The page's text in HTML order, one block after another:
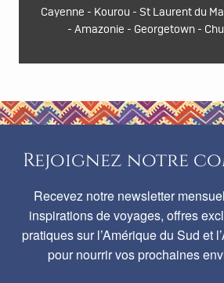
Cayenne - Kourou - St Laurent du
- Amazonie - Georgetown -
Rejoignez notre
Recevez notre newsletter
inspirations de voyages, offres
pratiques sur l’Amérique du Sud et
pour nourrir vos prochaines